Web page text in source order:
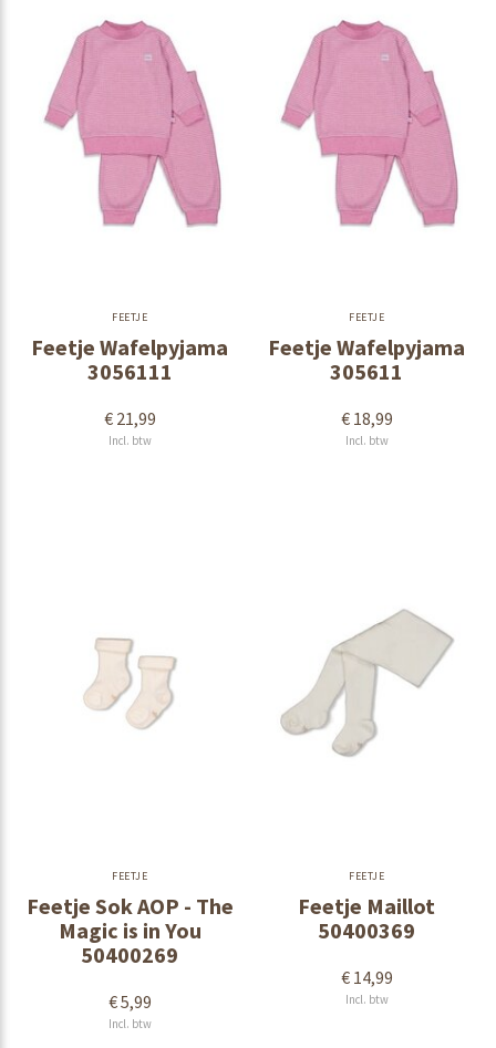
FEETJE
Feetje Wafelpyjama
3056111
€ 21,99
Incl. btw
FEETJE
Feetje Wafelpyjama
305611
€ 18,99
Incl. btw
FEETJE
Feetje Sok AOP - The
Magic is in You
50400269
€ 5,99
Incl. btw
FEETJE
Feetje Maillot
50400369
€ 14,99
Incl. btw